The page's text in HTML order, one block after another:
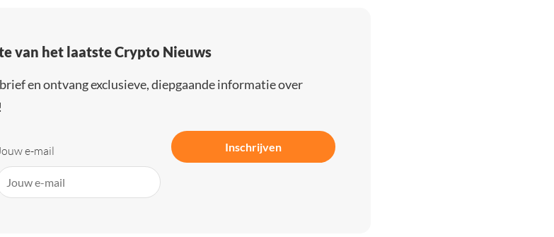
van het laatste Crypto Nieuws
en ontvang exclusieve, diepgaande informatie over
e-mail Inschrijven